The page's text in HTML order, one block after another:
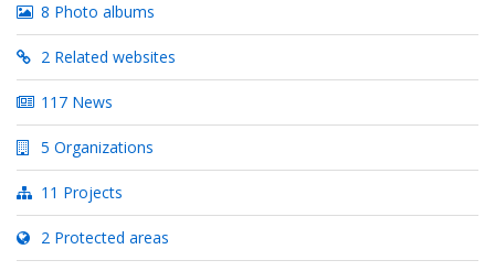
8 Photo albums
2 Related websites
117 News
5 Organizations
11 Projects
2 Protected areas